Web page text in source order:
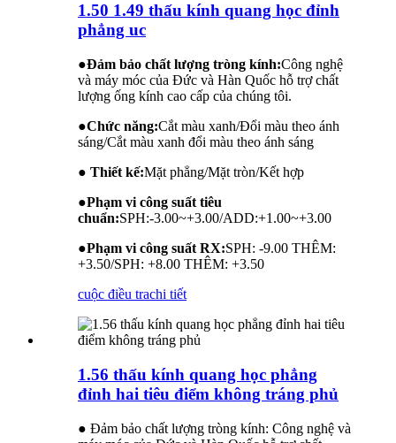
1.50 1.49 thấu kính quang học đỉnh
phẳng uc
●Đảm bảo chất lượng tròng kính:Công nghệ
và máy móc của Đức và Hàn Quốc hỗ trợ chất
lượng ống kính cao cấp của chúng tôi.
●Chức năng:Cắt màu xanh/Đổi màu theo ánh
sáng/Cắt màu xanh đổi màu theo ánh sáng
● Thiết kế:Mặt phẳng/Mặt tròn/Kết hợp
●Phạm vi công suất tiêu
chuẩn:SPH:-3.00~+3.00/ADD:+1.00~+3.00
●Phạm vi công suất RX:SPH: -9.00 THÊM:
+3.50/SPH: +8.00 THÊM: +3.50
cuộc điều trachi tiết
1.56 thấu kính quang học phẳng
đỉnh hai tiêu điểm không tráng phủ
● Đảm bảo chất lượng tròng kính: Công nghệ và